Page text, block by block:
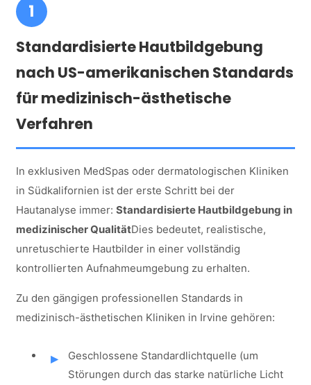
1
Standardisierte Hautbildgebung
nach US-amerikanischen Standards
für medizinisch-ästhetische
Verfahren
In exklusiven MedSpas oder dermatologischen Kliniken
in Südkalifornien ist der erste Schritt bei der
Hautanalyse immer: Standardisierte Hautbildgebung in
medizinischer QualitätDies bedeutet, realistische,
unretuschierte Hautbilder in einer vollständig
kontrollierten Aufnahmeumgebung zu erhalten.
Zu den gängigen professionellen Standards in
medizinisch-ästhetischen Kliniken in Irvine gehören:
Geschlossene Standardlichtquelle (um
Störungen durch das starke natürliche Licht